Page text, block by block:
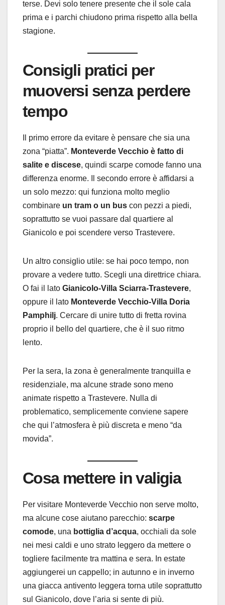
terse. Devi solo tenere presente che il sole cala
prima e i parchi chiudono prima rispetto alla bella
stagione.
Consigli pratici per
muoversi senza perdere
tempo
Il primo errore da evitare è pensare che sia una
zona “piatta”. Monteverde Vecchio è fatto di
salite e discese, quindi scarpe comode fanno una
differenza enorme. Il secondo errore è affidarsi a
un solo mezzo: qui funziona molto meglio
combinare un tram o un bus con pezzi a piedi,
soprattutto se vuoi passare dal quartiere al
Gianicolo e poi scendere verso Trastevere.
Un altro consiglio utile: se hai poco tempo, non
provare a vedere tutto. Scegli una direttrice chiara.
O fai il lato Gianicolo-Villa Sciarra-Trastevere,
oppure il lato Monteverde Vecchio-Villa Doria
Pamphilj. Cercare di unire tutto di fretta rovina
proprio il bello del quartiere, che è il suo ritmo
lento.
Per la sera, la zona è generalmente tranquilla e
residenziale, ma alcune strade sono meno
animate rispetto a Trastevere. Nulla di
problematico, semplicemente conviene sapere
che qui l’atmosfera è più discreta e meno “da
movida”.
Cosa mettere in valigia
Per visitare Monteverde Vecchio non serve molto,
ma alcune cose aiutano parecchio: scarpe
comode, una bottiglia d’acqua, occhiali da sole
nei mesi caldi e uno strato leggero da mettere o
togliere facilmente tra mattina e sera. In estate
aggiungerei un cappello; in autunno e in inverno
una giacca antivento leggera torna utile soprattutto
sul Gianicolo, dove l’aria si sente di più.